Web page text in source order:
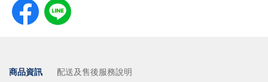
商品資訊 配送及售後服務說明